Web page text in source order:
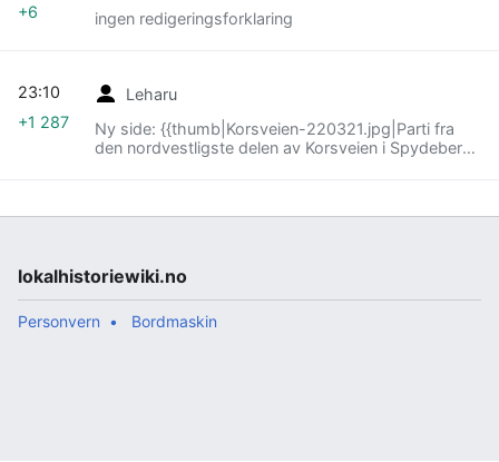
ingen redigeringsforklaring
+6
Leharu
Ny side: {{thumb|Korsveien-220321.jpg|Parti fra
den nordvestligste delen av Korsveien i Spydeberg
23:10
+1 287
lokalhistoriewiki.no
Personvern Bordmaskin